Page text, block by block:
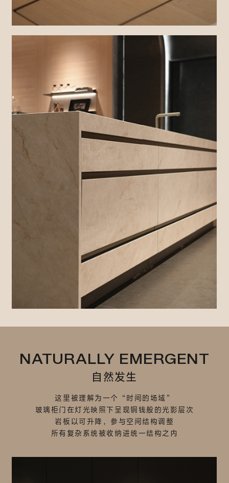
NATURALLY EMERGENT
自然发生
这里被理解为一个“时间的场域”
玻璃柜门在灯光映照下呈现铜钱般的光影层次
岩板以可升降，参与空间结构调整
所有复杂系统被收纳进统一结构之内